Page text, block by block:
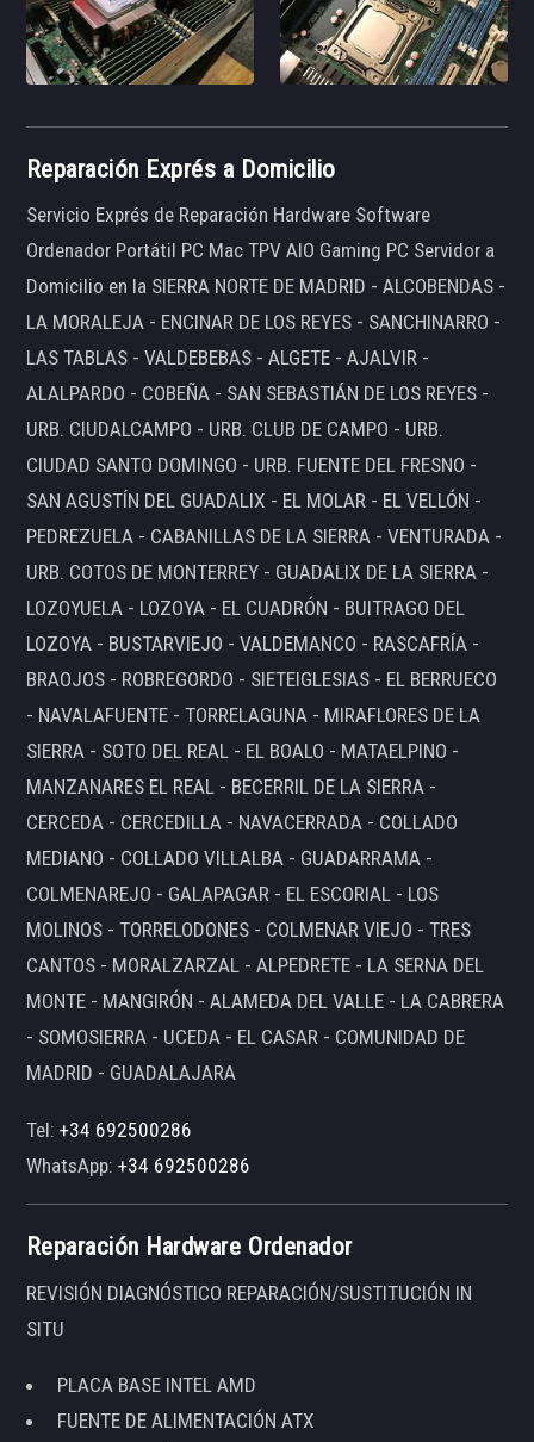
Reparación Exprés a Domicilio
Servicio Exprés de Reparación Hardware Software
Ordenador Portátil PC Mac TPV AIO Gaming PC Servidor a
Domicilio en la SIERRA NORTE DE MADRID - ALCOBENDAS -
LA MORALEJA - ENCINAR DE LOS REYES - SANCHINARRO -
LAS TABLAS - VALDEBEBAS - ALGETE - AJALVIR -
ALALPARDO - COBEÑA - SAN SEBASTIÁN DE LOS REYES -
URB. CIUDALCAMPO - URB. CLUB DE CAMPO - URB.
CIUDAD SANTO DOMINGO - URB. FUENTE DEL FRESNO -
SAN AGUSTÍN DEL GUADALIX - EL MOLAR - EL VELLÓN -
PEDREZUELA - CABANILLAS DE LA SIERRA - VENTURADA -
URB. COTOS DE MONTERREY - GUADALIX DE LA SIERRA -
LOZOYUELA - LOZOYA - EL CUADRÓN - BUITRAGO DEL
LOZOYA - BUSTARVIEJO - VALDEMANCO - RASCAFRÍA -
BRAOJOS - ROBREGORDO - SIETEIGLESIAS - EL BERRUECO
- NAVALAFUENTE - TORRELAGUNA - MIRAFLORES DE LA
SIERRA - SOTO DEL REAL - EL BOALO - MATAELPINO -
MANZANARES EL REAL - BECERRIL DE LA SIERRA -
CERCEDA - CERCEDILLA - NAVACERRADA - COLLADO
MEDIANO - COLLADO VILLALBA - GUADARRAMA -
COLMENAREJO - GALAPAGAR - EL ESCORIAL - LOS
MOLINOS - TORRELODONES - COLMENAR VIEJO - TRES
CANTOS - MORALZARZAL - ALPEDRETE - LA SERNA DEL
MONTE - MANGIRÓN - ALAMEDA DEL VALLE - LA CABRERA
- SOMOSIERRA - UCEDA - EL CASAR - COMUNIDAD DE
MADRID - GUADALAJARA
Tel:+34 692500286
WhatsApp:+34 692500286
Reparación Hardware Ordenador
REVISIÓN DIAGNÓSTICO REPARACIÓN/SUSTITUCIÓN IN
SITU
PLACA BASE INTEL AMD
FUENTE DE ALIMENTACIÓN ATX